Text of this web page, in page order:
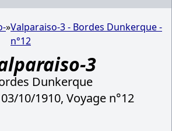
»Valparaiso-3 - Bordes Dunkerque -
n°12
3
Dunkerque
10/1910, Voyage n°12